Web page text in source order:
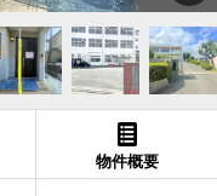
物件概要